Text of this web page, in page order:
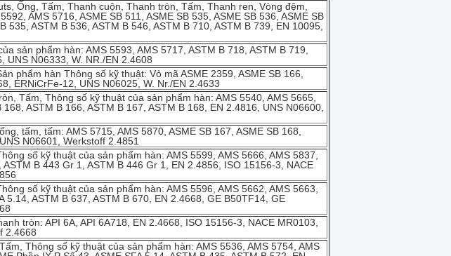
Ống, Tấm, Thanh cuộn, Thanh tròn, Tấm, Thanh ren, Vòng đệm,
AMS 5716, ASME SB 511, ASME SB 535, ASME SB 536, ASME SB
535, ASTM B 536, ASTM B 546, ASTM B 710, ASTM B 739, EN 10095,
sản phẩm hàn: AMS 5593, AMS 5717, ASTM B 718, ASTM B 719,
UNS N06333, W. NR./EN 2.4608
phẩm hàn Thông số kỹ thuật: Vỏ mã ASME 2359, ASME SB 166,
ERNiCrFe-12, UNS N06025, W. Nr./EN 2.4633
Tấm, Thông số kỹ thuật của sản phẩm hàn: AMS 5540, AMS 5665,
ASTM B 166, ASTM B 167, ASTM B 168, EN 2.4816, UNS N06600,
tấm, tấm: AMS 5715, AMS 5870, ASME SB 167, ASME SB 168,
N06601, Werkstoff 2.4851
số kỹ thuật của sản phẩm hàn: AMS 5599, AMS 5666, AMS 5837,
B 443 Gr 1, ASTM B 446 Gr 1, EN 2.4856, ISO 15156-3, NACE
số kỹ thuật của sản phẩm hàn: AMS 5596, AMS 5662, AMS 5663,
5.14, ASTM B 637, ASTM B 670, EN 2.4668, GE B50TF14, GE
tròn: API 6A, API 6A718, EN 2.4668, ISO 15156-3, NACE MR0103,
2.4668
Thông số kỹ thuật của sản phẩm hàn: AMS 5536, AMS 5754, AMS